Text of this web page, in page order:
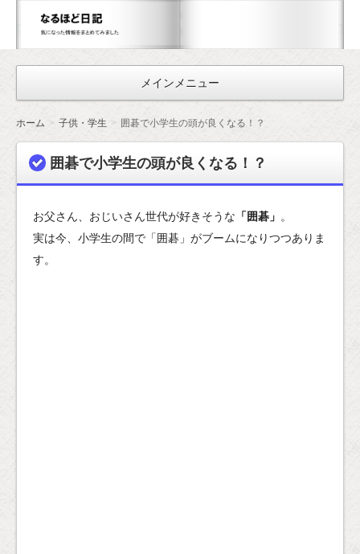
な
る
ほ
日
記
メインメニュー
ホーム 子供・学生 囲碁で小学生の頭が良くなる！？
囲碁で小学生の頭が良くなる！？
お父さん、おじいさん世代が好きそうな 「囲碁」 。
実は今、小学生の間で「囲碁」がブームになりつつありま
す。